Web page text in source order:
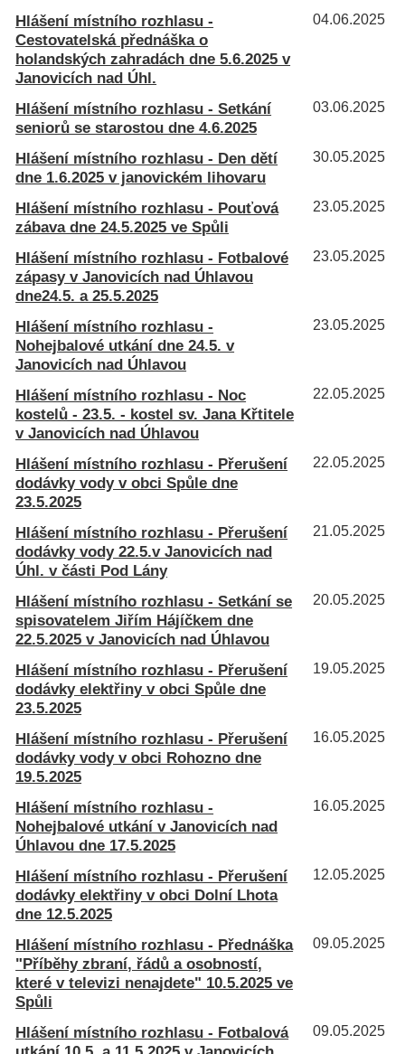
04.06.2025
Hlášení místního rozhlasu -
Cestovatelská přednáška o
holandských zahradách dne 5.6.2025 v
Janovicích nad Úhl.
03.06.2025
Hlášení místního rozhlasu - Setkání
seniorů se starostou dne 4.6.2025
30.05.2025
Hlášení místního rozhlasu - Den dětí
dne 1.6.2025 v janovickém lihovaru
23.05.2025
Hlášení místního rozhlasu - Pouťová
zábava dne 24.5.2025 ve Spůli
23.05.2025
Hlášení místního rozhlasu - Fotbalové
zápasy v Janovicích nad Úhlavou
dne24.5. a 25.5.2025
23.05.2025
Hlášení místního rozhlasu -
Nohejbalové utkání dne 24.5. v
Janovicích nad Úhlavou
22.05.2025
Hlášení místního rozhlasu - Noc
kostelů - 23.5. - kostel sv. Jana Křtitele
v Janovicích nad Úhlavou
22.05.2025
Hlášení místního rozhlasu - Přerušení
dodávky vody v obci Spůle dne
23.5.2025
21.05.2025
Hlášení místního rozhlasu - Přerušení
dodávky vody 22.5.v Janovicích nad
Úhl. v části Pod Lány
20.05.2025
Hlášení místního rozhlasu - Setkání se
spisovatelem Jiřím Hájíčkem dne
22.5.2025 v Janovicích nad Úhlavou
19.05.2025
Hlášení místního rozhlasu - Přerušení
dodávky elektřiny v obci Spůle dne
23.5.2025
16.05.2025
Hlášení místního rozhlasu - Přerušení
dodávky vody v obci Rohozno dne
19.5.2025
16.05.2025
Hlášení místního rozhlasu -
Nohejbalové utkání v Janovicích nad
Úhlavou dne 17.5.2025
12.05.2025
Hlášení místního rozhlasu - Přerušení
dodávky elektřiny v obci Dolní Lhota
dne 12.5.2025
09.05.2025
Hlášení místního rozhlasu - Přednáška
"Příběhy zbraní, řádů a osobností,
které v televizi nenajdete" 10.5.2025 ve
Spůli
09.05.2025
Hlášení místního rozhlasu - Fotbalová